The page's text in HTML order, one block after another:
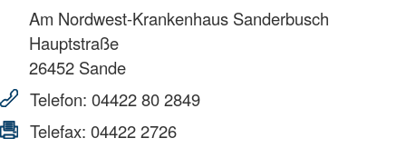
Am Nordwest-Krankenhaus Sanderbusch
Hauptstraße
26452 Sande
Telefon: 04422 80 2849
Telefax: 04422 2726